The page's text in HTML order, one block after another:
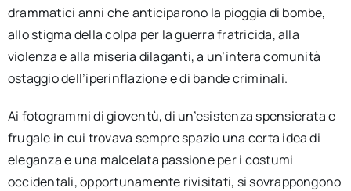
drammatici anni che anticiparono la pioggia di bombe,
allo stigma della colpa per la guerra fratricida, alla
violenza e alla miseria dilaganti, a un’intera comunità
ostaggio dell’iperinflazione e di bande criminali.
Ai fotogrammi di gioventù, di un’esistenza spensierata e
frugale in cui trovava sempre spazio una certa idea di
eleganza e una malcelata passione per i costumi
occidentali, opportunamente rivisitati, si sovrappongono